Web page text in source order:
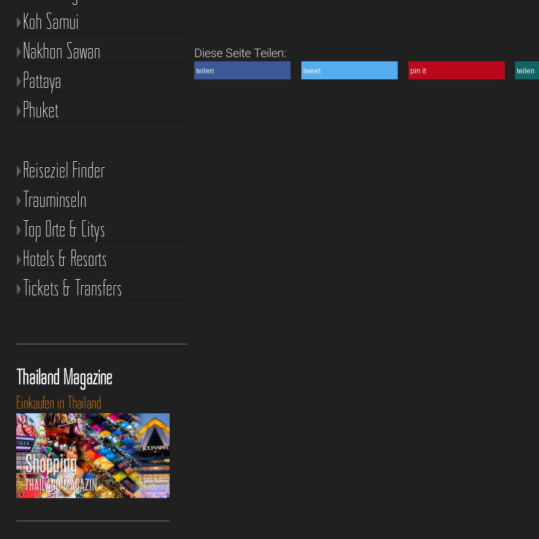
Diese Seite Teilen:
teilen tweet pin it teilen
Koh Samui
Nakhon Sawan
Pattaya
Phuket
Reiseziel Finder
Trauminseln
Top Orte & Citys
Hotels & Resorts
Tickets & Transfers
Thailand Magazine
Einkaufen in Thailand